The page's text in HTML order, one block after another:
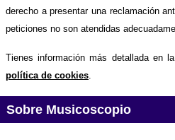
derecho a presentar una reclamación
peticiones no son atendidas
Tienes información más detallada en
política de cookies
Sobre Musicoscopio